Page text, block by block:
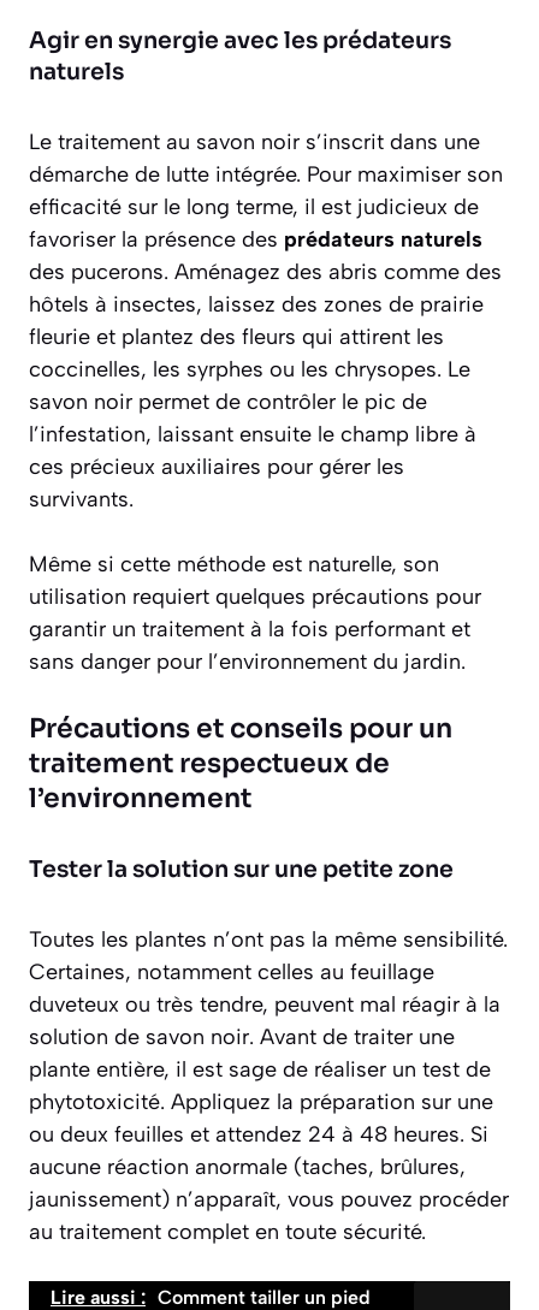
Agir en synergie avec les prédateurs
naturels
Le traitement au savon noir s’inscrit dans une
démarche de lutte intégrée. Pour maximiser son
efficacité sur le long terme, il est judicieux de
favoriser la présence des prédateurs naturels
des pucerons. Aménagez des abris comme des
hôtels à insectes, laissez des zones de prairie
fleurie et plantez des fleurs qui attirent les
coccinelles, les syrphes ou les chrysopes. Le
savon noir permet de contrôler le pic de
l’infestation, laissant ensuite le champ libre à
ces précieux auxiliaires pour gérer les
survivants.
Même si cette méthode est naturelle, son
utilisation requiert quelques précautions pour
garantir un traitement à la fois performant et
sans danger pour l’environnement du jardin.
Précautions et conseils pour un
traitement respectueux de
l’environnement
Tester la solution sur une petite zone
Toutes les plantes n’ont pas la même sensibilité.
Certaines, notamment celles au feuillage
duveteux ou très tendre, peuvent mal réagir à la
solution de savon noir. Avant de traiter une
plante entière, il est sage de réaliser un test de
phytotoxicité. Appliquez la préparation sur une
ou deux feuilles et attendez 24 à 48 heures. Si
aucune réaction anormale (taches, brûlures,
jaunissement) n’apparaît, vous pouvez procéder
au traitement complet en toute sécurité.
Lire aussi : Comment tailler un pied